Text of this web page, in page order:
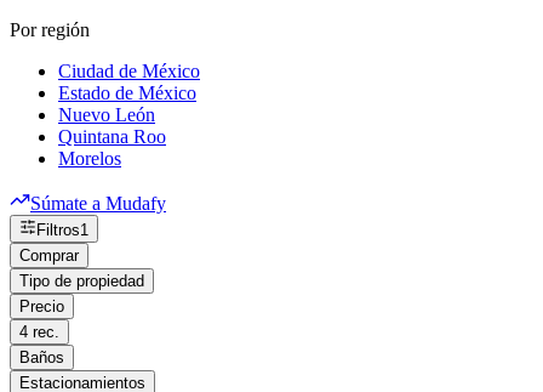
Por región
Ciudad de México
Estado de México
Nuevo León
Quintana Roo
Morelos
Súmate a Mudafy
Filtros1
Comprar
Tipo de propiedad
Precio
4 rec.
Baños
Estacionamientos